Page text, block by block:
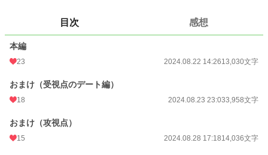
10,127 位 / 31,497 件
お気に入り
24h.ポイント
文字数 39,322
初回公開日時 2024.08.22 14:26
目次 感想
本編
23 2024.08.22 14:2613,030文字
おまけ（受視点のデート編）
18 2024.08.23 23:033,958文字
おまけ（攻視点）
15 2024.08.28 17:1814,036文字